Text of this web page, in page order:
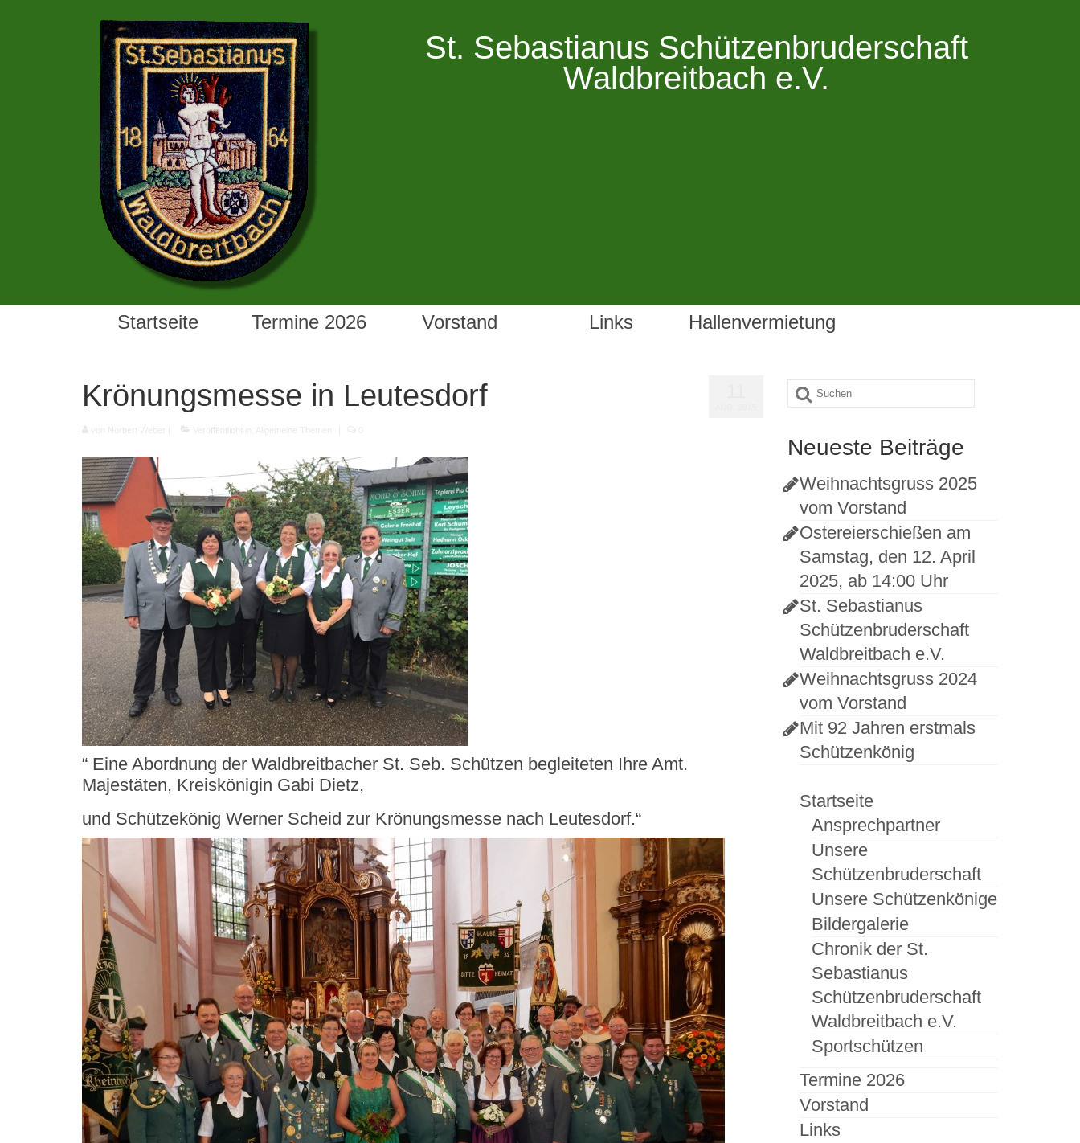
St. Sebastianus Schützenbruderschaft
Waldbreitbach e.V.
Startseite Termine 2026 Vorstand Links Hallenvermietung
Krönungsmesse in Leutesdorf
“ Eine Abordnung der Waldbreitbacher St. Seb. Schützen begleiteten Ihre Amt.
Majestäten, Kreiskönigin Gabi Dietz,
und Schützekönig Werner Scheid zur Krönungsmesse nach Leutesdorf.“
Suche
nach:
Neueste Beiträge
Weihnachtsgruss 2025
vom Vorstand
Ostereierschießen am
Samstag, den 12. April
2025, ab 14:00 Uhr
St. Sebastianus
Schützenbruderschaft
Waldbreitbach e.V.
Weihnachtsgruss 2024
vom Vorstand
Mit 92 Jahren erstmals
Schützenkönig
Startseite
Ansprechpartner
Unsere
Schützenbruderschaft
Unsere Schützenkönige
Bildergalerie
Chronik der St.
Sebastianus
Schützenbruderschaft
Waldbreitbach e.V.
Sportschützen
Termine 2026
Vorstand
Links